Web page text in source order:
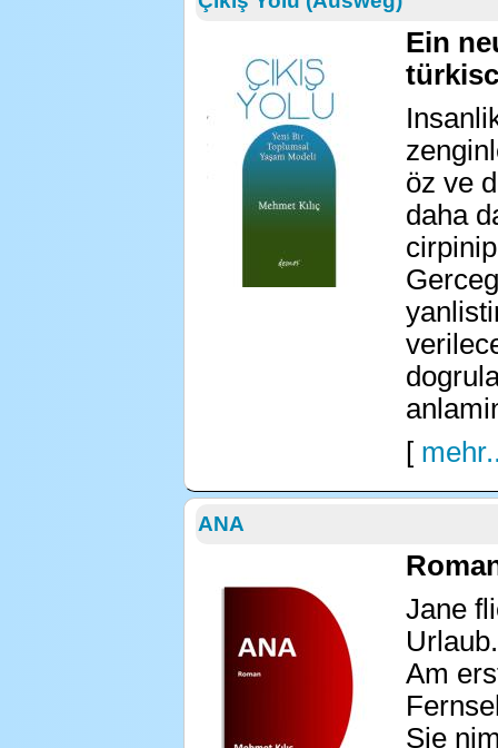
Ein
öz ve
daha
[
ANA
Jane
Urlaub.
Am
Sie